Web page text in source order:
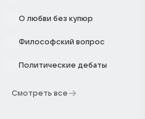
О любви без купюр
Философский вопрос
Политические дебаты
Смотреть все